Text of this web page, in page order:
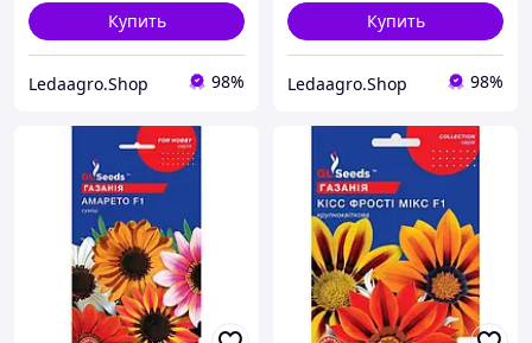
Купить
Ledaagro.Shop 98%
Купить
Ledaagro.Shop 98%